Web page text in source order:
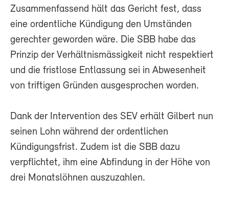
Zusammenfassend hält das Gericht fest, dass
eine ordentliche Kündigung den Umständen
gerechter geworden wäre. Die SBB habe das
Prinzip der Verhältnismässigkeit nicht respektiert
und die fristlose Entlassung sei in Abwesenheit
von triftigen Gründen ausgesprochen worden.
Dank der Intervention des SEV erhält Gilbert nun
seinen Lohn während der ordentlichen
Kündigungsfrist. Zudem ist die SBB dazu
verpflichtet, ihm eine Abfindung in der Höhe von
drei Monatslöhnen auszuzahlen.